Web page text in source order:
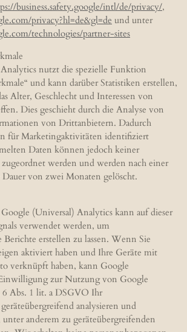
business.safety.google/intl/de/privacy/,
/privacy?hl=de&gl=de und unter
/technologies/partner-sites
nutzt die spezielle Funktion
und kann darüber Statistiken erstellen,
Alter, Geschlecht und Interessen von
Dies geschieht durch die Analyse von
von Drittanbietern. Dadurch
für Marketingaktivitäten identifiziert
Daten können jedoch keiner
werden und werden nach einer
von zwei Monaten gelöscht.
(Universal) Analytics kann auf dieser
verwendet werden, um
Berichte erstellen zu lassen. Wenn Sie
aktiviert haben und Ihre Geräte mit
verknüpft haben, kann Google
zur Nutzung von Google
Abs. 1 lit. a DSGVO Ihr
analysieren und
anderem zu geräteübergreifenden